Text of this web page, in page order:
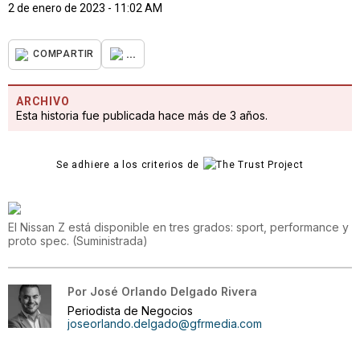
2 de enero de 2023 - 11:02 AM
COMPARTIR ...
ARCHIVO
Esta historia fue publicada hace más de 3 años.
Se adhiere a los criterios de
El Nissan Z está disponible en tres grados: sport, performance y
proto spec. (Suministrada)
Por José Orlando Delgado Rivera
Periodista de Negocios
joseorlando.delgado@gfrmedia.com